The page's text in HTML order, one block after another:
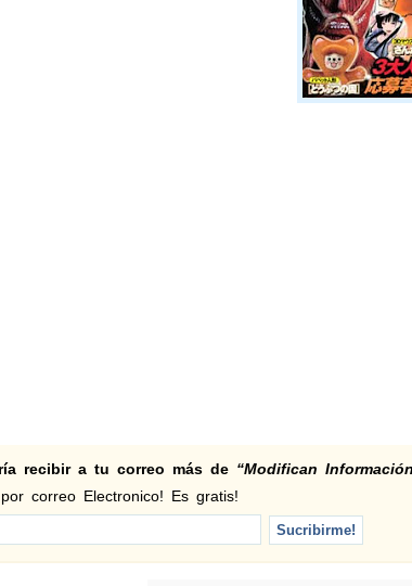
recibir a tu correo más de “Modifican
correo Electronico! Es gratis!